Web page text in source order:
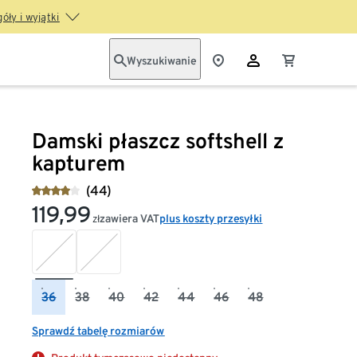
i wyjątki
Wyszukiwanie
Damski płaszcz softshell z
kapturem
(44)
119,99 złzawiera VATplus koszty przesyłki
36 38 40 42 44 46 48
Sprawdź tabelę rozmiarów